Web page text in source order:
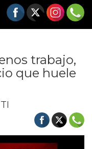
trabajo,
que huele